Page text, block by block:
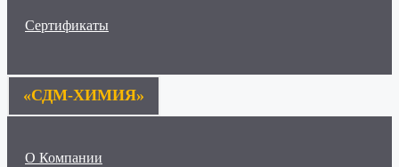
Сертификаты
«СДМ-ХИМИЯ»
О Компании